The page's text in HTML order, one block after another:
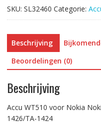
SKU: SL32460 Categorie:
Beschrijving
Beoordelingen (0)
Beschrijving
Accu WT510 voor Nokia
1426/TA-1424